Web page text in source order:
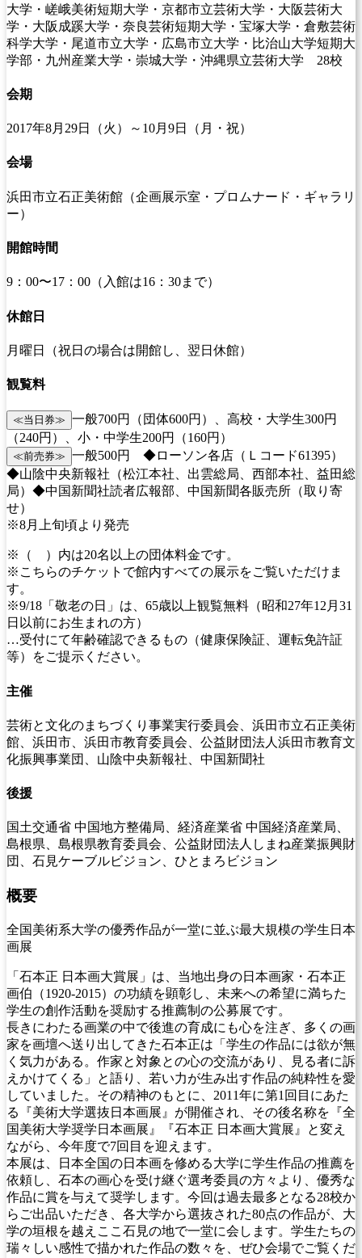
大学・嵯峨美術短期大学・京都市立芸術大学・大阪芸術大
学・大阪成蹊大学・奈良芸術短期大学・宝塚大学・倉敷芸術
科学大学・尾道市立大学・広島市立大学・比治山大学短期大
学部・九州産業大学・崇城大学・沖縄県立芸術大学 28校
会期
2017年8月29日（火）～10月9日（月・祝）
会場
浜田市立石正美術館（企画展示室・プロムナード・ギャラリ
ー）
開館時間
9：00〜17：00（入館は16：30まで）
休館日
月曜日（祝日の場合は開館し、翌日休館）
観覧料
≪当日券≫ 一般700円（団体600円）、高校・大学生300円
（240円）、小・中学生200円（160円）
≪前売券≫ 一般500円 ◆ローソン各店（Ｌコード61395）
◆山陰中央新報社（松江本社、出雲総局、西部本社、益田総
局）◆中国新聞社読者広報部、中国新聞各販売所（取り寄
せ）
※8月上旬頃より発売
※（ ）内は20名以上の団体料金です。
※こちらのチケットで館内すべての展示をご覧いただけま
す。
※9/18「敬老の日」は、65歳以上観覧無料（昭和27年12月31
日以前にお生まれの方）
…受付にて年齢確認できるもの（健康保険証、運転免許証
等）をご提示ください。
主催
芸術と文化のまちづくり事業実行委員会、浜田市立石正美術
館、浜田市、浜田市教育委員会、公益財団法人浜田市教育文
化振興事業団、山陰中央新報社、中国新聞社
後援
国土交通省 中国地方整備局、経済産業省 中国経済産業局、
島根県、島根県教育委員会、公益財団法人しまね産業振興財
団、石見ケーブルビジョン、ひとまろビジョン
概要
全国美術系大学の優秀作品が一堂に並ぶ最大規模の学生日本
画展
「石本正 日本画大賞展」は、当地出身の日本画家・石本正
画伯（1920-2015）の功績を顕彰し、未来への希望に満ちた
学生の創作活動を奨励する推薦制の公募展です。
長きにわたる画業の中で後進の育成にも心を注ぎ、多くの画
家を画壇へ送り出してきた石本正は「学生の作品には欲が無
く気力がある。作家と対象との心の交流があり、見る者に訴
えかけてくる」と語り、若い力が生み出す作品の純粋性を愛
していました。その精神のもとに、2011年に第1回目にあた
る『美術大学選抜日本画展』が開催され、その後名称を『全
国美術大学奨学日本画展』『石本正 日本画大賞展』と変え
ながら、今年度で7回目を迎えます。
本展は、日本全国の日本画を修める大学に学生作品の推薦を
依頼し、石本の画心を受け継ぐ選考委員の方々より、優秀な
作品に賞を与えて奨学します。今回は過去最多となる28校か
らご出品いただき、各大学から選抜された80点の作品が、大
学の垣根を越えここ石見の地で一堂に会します。学生たちの
瑞々しい感性で描かれた作品の数々を、ぜひ会場でご覧くだ